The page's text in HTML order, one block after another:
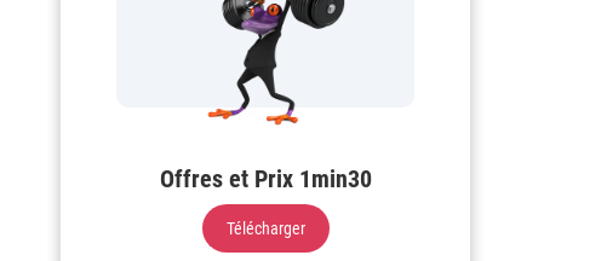
Offres et Prix 1min30
Télécharger